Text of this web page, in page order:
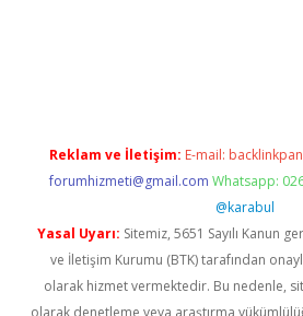
Reklam ve İletişim: E-mail:
forumhizmeti@gmail.com Whatsapp:
@karabul
Yasal Uyarı: Sitemiz, 5651 Sayılı Kanun
ve İletişim Kurumu (BTK) tarafından
olarak hizmet vermektedir. Bu nedenle,
olarak denetleme veya araştırma